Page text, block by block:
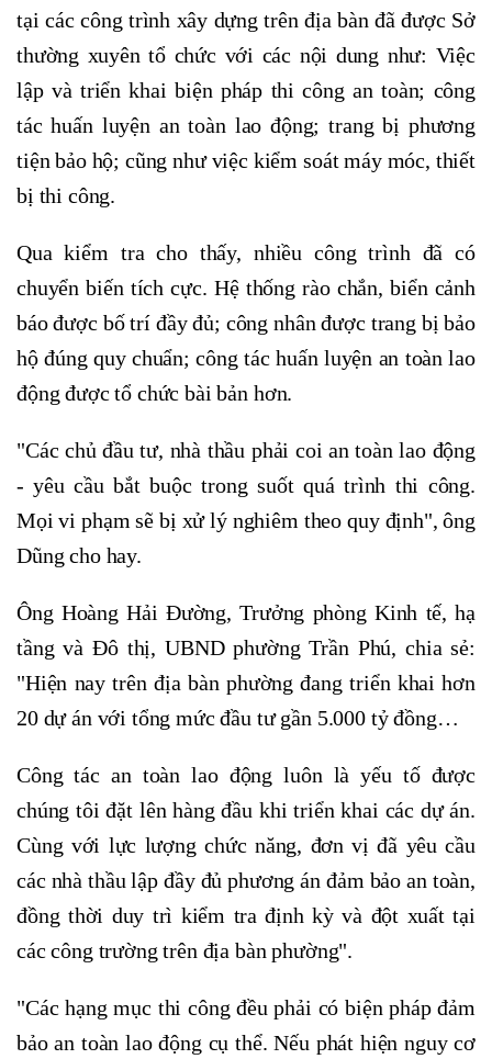
tại các công trình xây dựng trên địa bàn đã được Sở
thường xuyên tổ chức với các nội dung như: Việc
lập và triển khai biện pháp thi công an toàn; công
tác huấn luyện an toàn lao động; trang bị phương
tiện bảo hộ; cũng như việc kiểm soát máy móc, thiết
bị thi công.
Qua kiểm tra cho thấy, nhiều công trình đã có
chuyển biến tích cực. Hệ thống rào chắn, biển cảnh
báo được bố trí đầy đủ; công nhân được trang bị bảo
hộ đúng quy chuẩn; công tác huấn luyện an toàn lao
động được tổ chức bài bản hơn.
"Các chủ đầu tư, nhà thầu phải coi an toàn lao động
- yêu cầu bắt buộc trong suốt quá trình thi công.
Mọi vi phạm sẽ bị xử lý nghiêm theo quy định", ông
Dũng cho hay.
Ông Hoàng Hải Đường, Trưởng phòng Kinh tế, hạ
tầng và Đô thị, UBND phường Trần Phú, chia sẻ:
"Hiện nay trên địa bàn phường đang triển khai hơn
20 dự án với tổng mức đầu tư gần 5.000 tỷ đồng…
Công tác an toàn lao động luôn là yếu tố được
chúng tôi đặt lên hàng đầu khi triển khai các dự án.
Cùng với lực lượng chức năng, đơn vị đã yêu cầu
các nhà thầu lập đầy đủ phương án đảm bảo an toàn,
đồng thời duy trì kiểm tra định kỳ và đột xuất tại
các công trường trên địa bàn phường".
"Các hạng mục thi công đều phải có biện pháp đảm
bảo an toàn lao động cụ thể. Nếu phát hiện nguy cơ